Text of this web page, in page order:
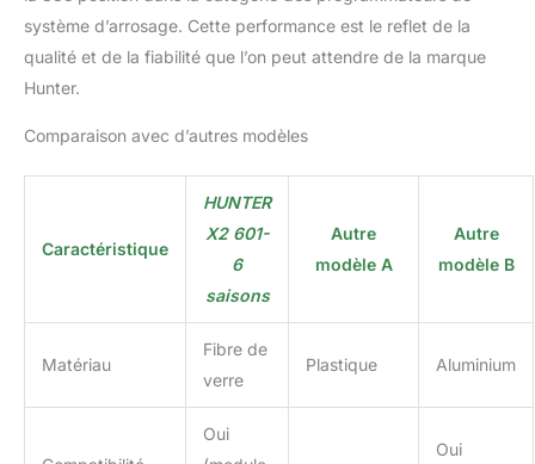
clic de la télécommande
système d’arrosage. Cette performance est le reflet de la
qualité et de la fiabilité que l’on peut attendre de la marque
Hunter.
Comparaison avec d’autres modèles
Caractéristique
HUNTER
X2 601-
6
saisons
Autre
modèle A
Autre
modèle B
Matériau
Fibre de
verre
Plastique Aluminium
Oui
Oui